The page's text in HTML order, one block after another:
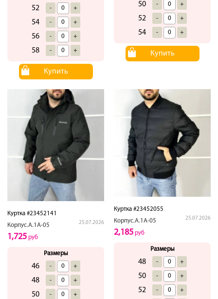
52 - +
54 - +
56 - +
58 - +
Купить
50 - +
52 - +
54 - +
Купить
Куртка #23452141
Корпус.А.1А-05
25.07.2026
1,725 руб
Размеры
46 - +
48 - +
50 - +
Куртка #23452055
Корпус.А.1А-05
25.07.2026
2,185 руб
Размеры
48 - +
50 - +
52 - +